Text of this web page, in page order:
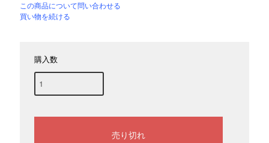
この商品について問い合わせる
買い物を続ける
購入数